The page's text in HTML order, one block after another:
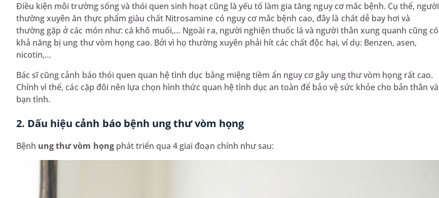
Điều kiện môi trường sống và thói quen sinh hoạt cũng là yếu tố làm gia tăng nguy cơ mắc bệnh. Cụ thể, người
thường xuyên ăn thực phẩm giàu chất Nitrosamine có nguy cơ mắc bệnh cao, đây là chất dễ bay hơi và
thường gặp ở các món như: cá khô muối,… Ngoài ra, người nghiện thuốc lá và người thân xung quanh cũng có
khả năng bị ung thư vòm họng cao. Bởi vì họ thường xuyên phải hít các chất độc hại, ví dụ: Benzen, asen,
nicotin,…
Bác sĩ cũng cảnh báo thói quen quan hệ tình dục bằng miệng tiềm ẩn nguy cơ gây ung thư vòm họng rất cao.
Chính vì thế, các cặp đôi nên lựa chọn hình thức quan hệ tình dục an toàn để bảo vệ sức khỏe cho bản thân và
bạn tình.
2. Dấu hiệu cảnh báo bệnh ung thư vòm họng
Bệnh ung thư vòm họngphát triển qua 4 giai đoạn chính như sau: